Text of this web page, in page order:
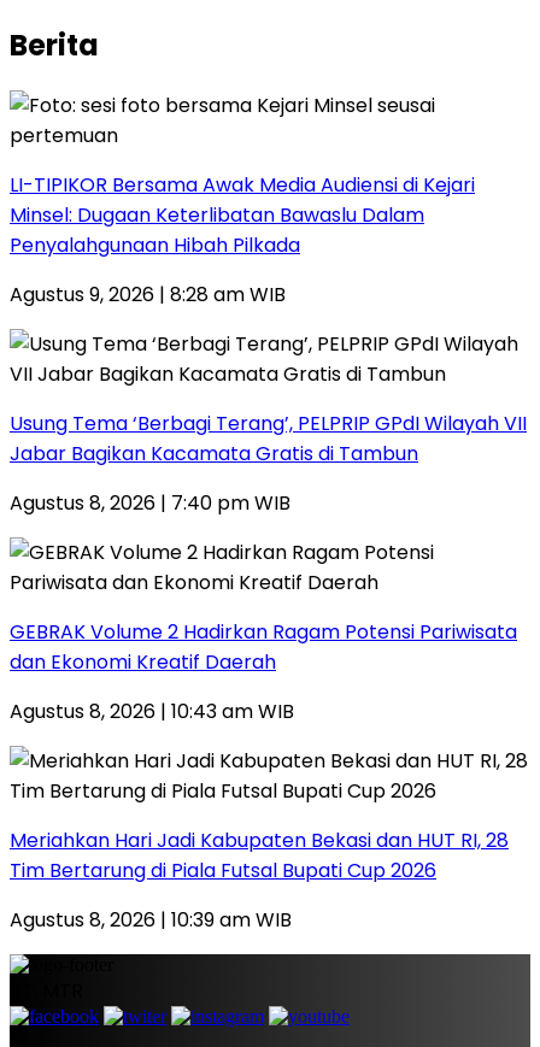
Berita
LI-TIPIKOR Bersama Awak Media Audiensi di Kejari
Minsel: Dugaan Keterlibatan Bawaslu Dalam
Penyalahgunaan Hibah Pilkada
Agustus 9, 2026 | 8:28 am WIB
‎Usung Tema ‘Berbagi Terang’, PELPRIP GPdI Wilayah VII
Jabar Bagikan Kacamata Gratis di Tambun
Agustus 8, 2026 | 7:40 pm WIB
GEBRAK Volume 2 Hadirkan Ragam Potensi Pariwisata
dan Ekonomi Kreatif Daerah
Agustus 8, 2026 | 10:43 am WIB
Meriahkan Hari Jadi Kabupaten Bekasi dan HUT RI, 28
Tim Bertarung di Piala Futsal Bupati Cup 2026
Agustus 8, 2026 | 10:39 am WIB